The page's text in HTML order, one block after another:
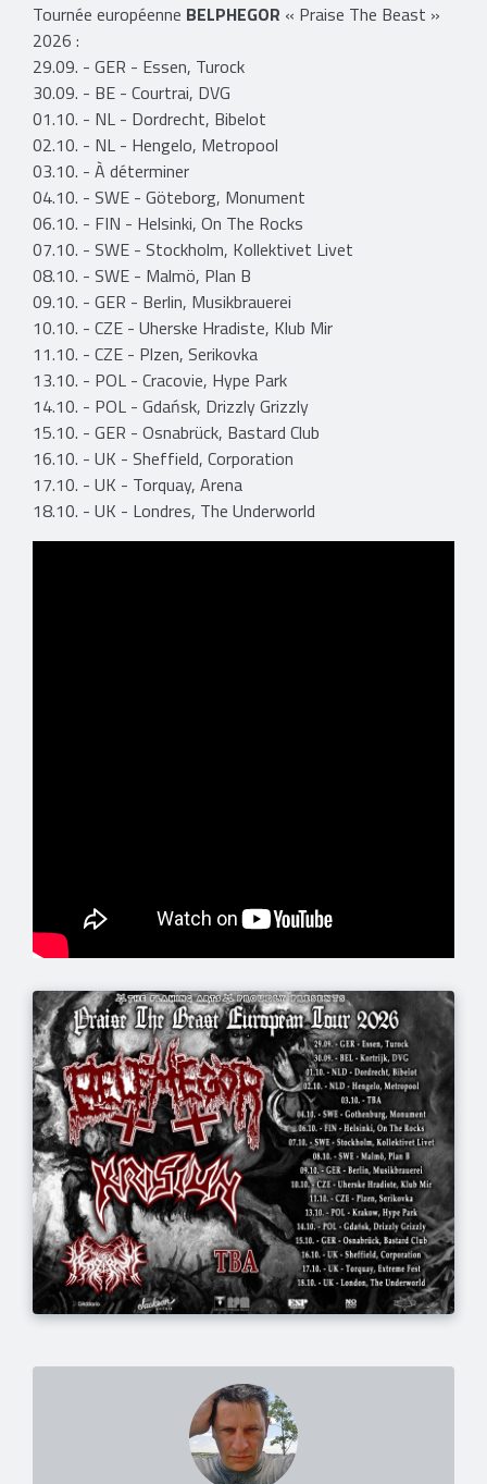
Tournée européenne BELPHEGOR « Praise The Beast »
2026 :
29.09. - GER - Essen, Turock
30.09. - BE - Courtrai, DVG
01.10. - NL - Dordrecht, Bibelot
02.10. - NL - Hengelo, Metropool
03.10. - À déterminer
04.10. - SWE - Göteborg, Monument
06.10. - FIN - Helsinki, On The Rocks
07.10. - SWE - Stockholm, Kollektivet Livet
08.10. - SWE - Malmö, Plan B
09.10. - GER - Berlin, Musikbrauerei
10.10. - CZE - Uherske Hradiste, Klub Mir
11.10. - CZE - Plzen, Serikovka
13.10. - POL - Cracovie, Hype Park
14.10. - POL - Gdańsk, Drizzly Grizzly
15.10. - GER - Osnabrück, Bastard Club
16.10. - UK - Sheffield, Corporation
17.10. - UK - Torquay, Arena
18.10. - UK - Londres, The Underworld